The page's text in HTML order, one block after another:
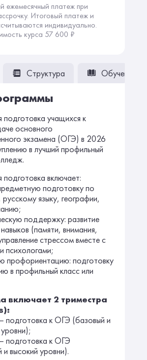
Структура Обучение
подготовка учащихся к
основного
экзамена (ОГЭ) в 2026
в лучший профильный
подготовка включает:
подготовку по
языку, географии,
поддержку: развитие
(памяти, внимания,
стрессом вместе с
психологами;
профориентацию: подготовку
в профильный класс или
включает 2 триместра
подготовка к ОГЭ (базовый и
подготовка к ОГЭ
высокий уровни).
ежемесячный платеж при
Итоговый платеж и
индивидуально.
курса 57 600 ₽